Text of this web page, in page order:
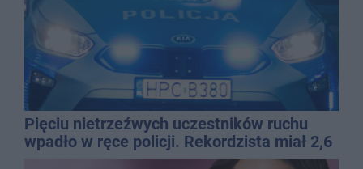
Pięciu nietrzeźwych uczestników ruchu
wpadło w ręce policji. Rekordzista miał 2,6